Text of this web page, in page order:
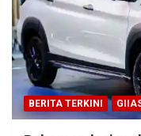
BERITA TERKINI